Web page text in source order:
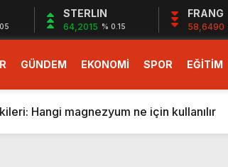
STERLIN
64,2015 % 0.15
FRANG
58,6490
GÜNDEM EKONOMİ SPOR EĞİTİM
dev teklif
gelecek yeni özellikler belli oldu
Hangi magnezyum ne için kullanılır
başlıyor